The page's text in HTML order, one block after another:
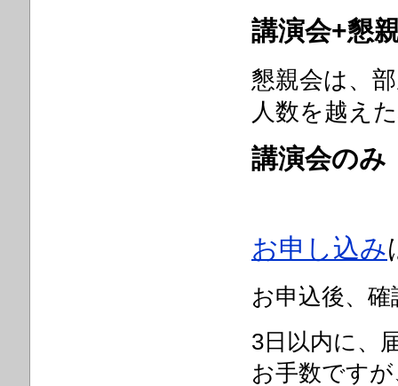
講演会+懇
懇親会は、
人数を越え
講演会
お申し込み
お申込後、
3日以内に、
お手数です